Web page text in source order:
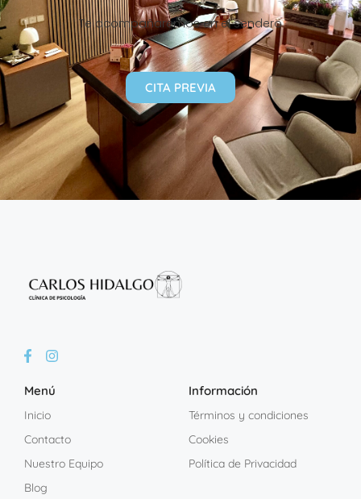
Te acompañaremos en el sendero
CITA PREVIA
Menú
Inicio
Contacto
Nuestro Equipo
Blog
Información
Términos y condiciones
Cookies
Política de Privacidad